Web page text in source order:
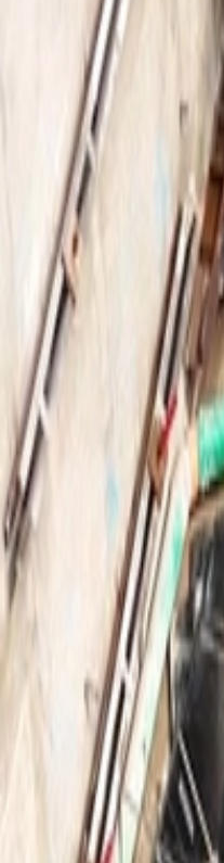
À propos
Carrières
Actualités
Contact
Trouver un bien
Félix Giorgetti